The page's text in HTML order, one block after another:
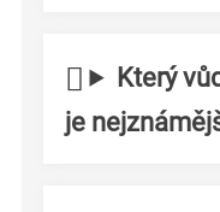
Který
je